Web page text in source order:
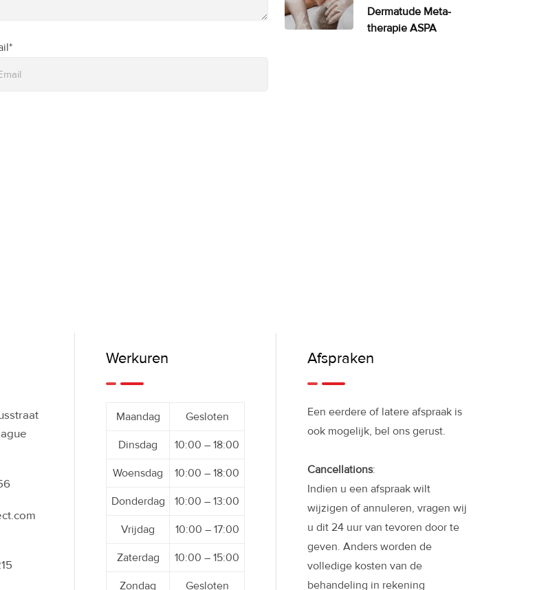
Dermatude Meta-
therapie ASPA
Werkuren
Maandag Gesloten
Dinsdag 10:00 – 18:00
Woensdag 10:00 – 18:00
Donderdag 10:00 – 13:00
Vrijdag 10:00 – 17:00
Zaterdag 10:00 – 15:00
Zondag Gesloten
Afspraken
Een eerdere of latere afspraak is
ook mogelijk, bel ons gerust.
Cancellations:
Indien u een afspraak wilt
wijzigen of annuleren, vragen wij
u dit 24 uur van tevoren door te
geven. Anders worden de
volledige kosten van de
behandeling in rekening